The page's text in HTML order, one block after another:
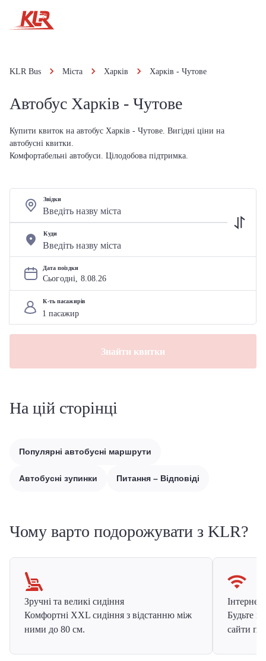
KLR Bus Міста Харків Харків - Чутове
Автобус Харків - Чутове
Купити квиток на автобус Харків - Чутове. Вигідні ціни на
автобусні квитки.
Комфортабельні автобуси. Цілодобова підтримка.
Звідки
Куди
Дата поїздки
Сьогодні, 8.08.26
К-ть пасажирів
Знайти квитки
На цій сторінці
Популярні автобусні маршрути
Автобусні зупинки Питання – Відповіді
Чому варто подорожувати з KLR?
Зручні та великі сидіння
Комфортні XXL сидіння з відстанню між
ними до 80 см.
Інтернет
Будьте
сайти